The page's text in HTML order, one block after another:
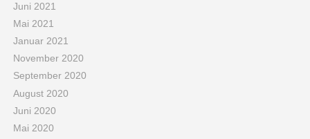
Juni 2021
Mai 2021
Januar 2021
November 2020
September 2020
August 2020
Juni 2020
Mai 2020